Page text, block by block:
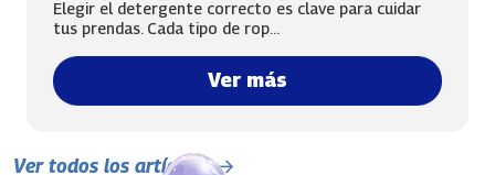
Elegir el detergente correcto es clave para cuidar
tus prendas. Cada tipo de rop...
Ver más
Ver todos los artículos